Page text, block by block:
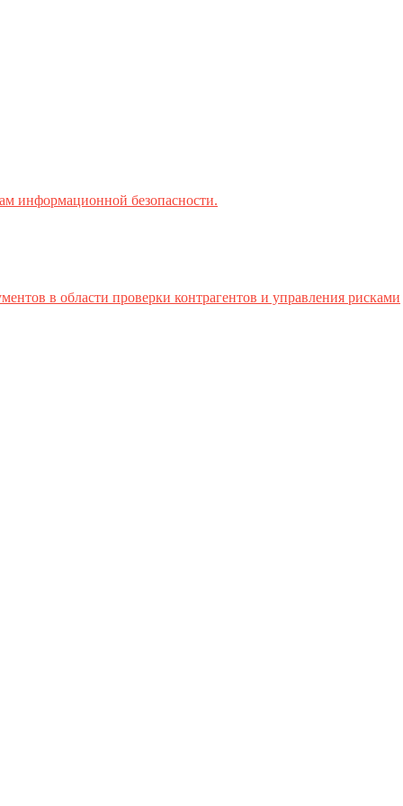
информационной безопасности.
в области проверки контрагентов и управления рисками